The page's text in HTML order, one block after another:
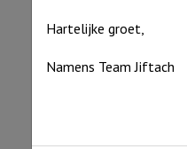
Hartelijke groet,
Namens Team Jiftach